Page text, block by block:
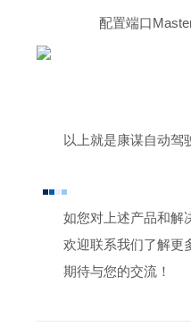
配置端口
以上就是康谋自动驾
如您对上述产品和解
欢迎联系我们了解更
期待与您的交流！